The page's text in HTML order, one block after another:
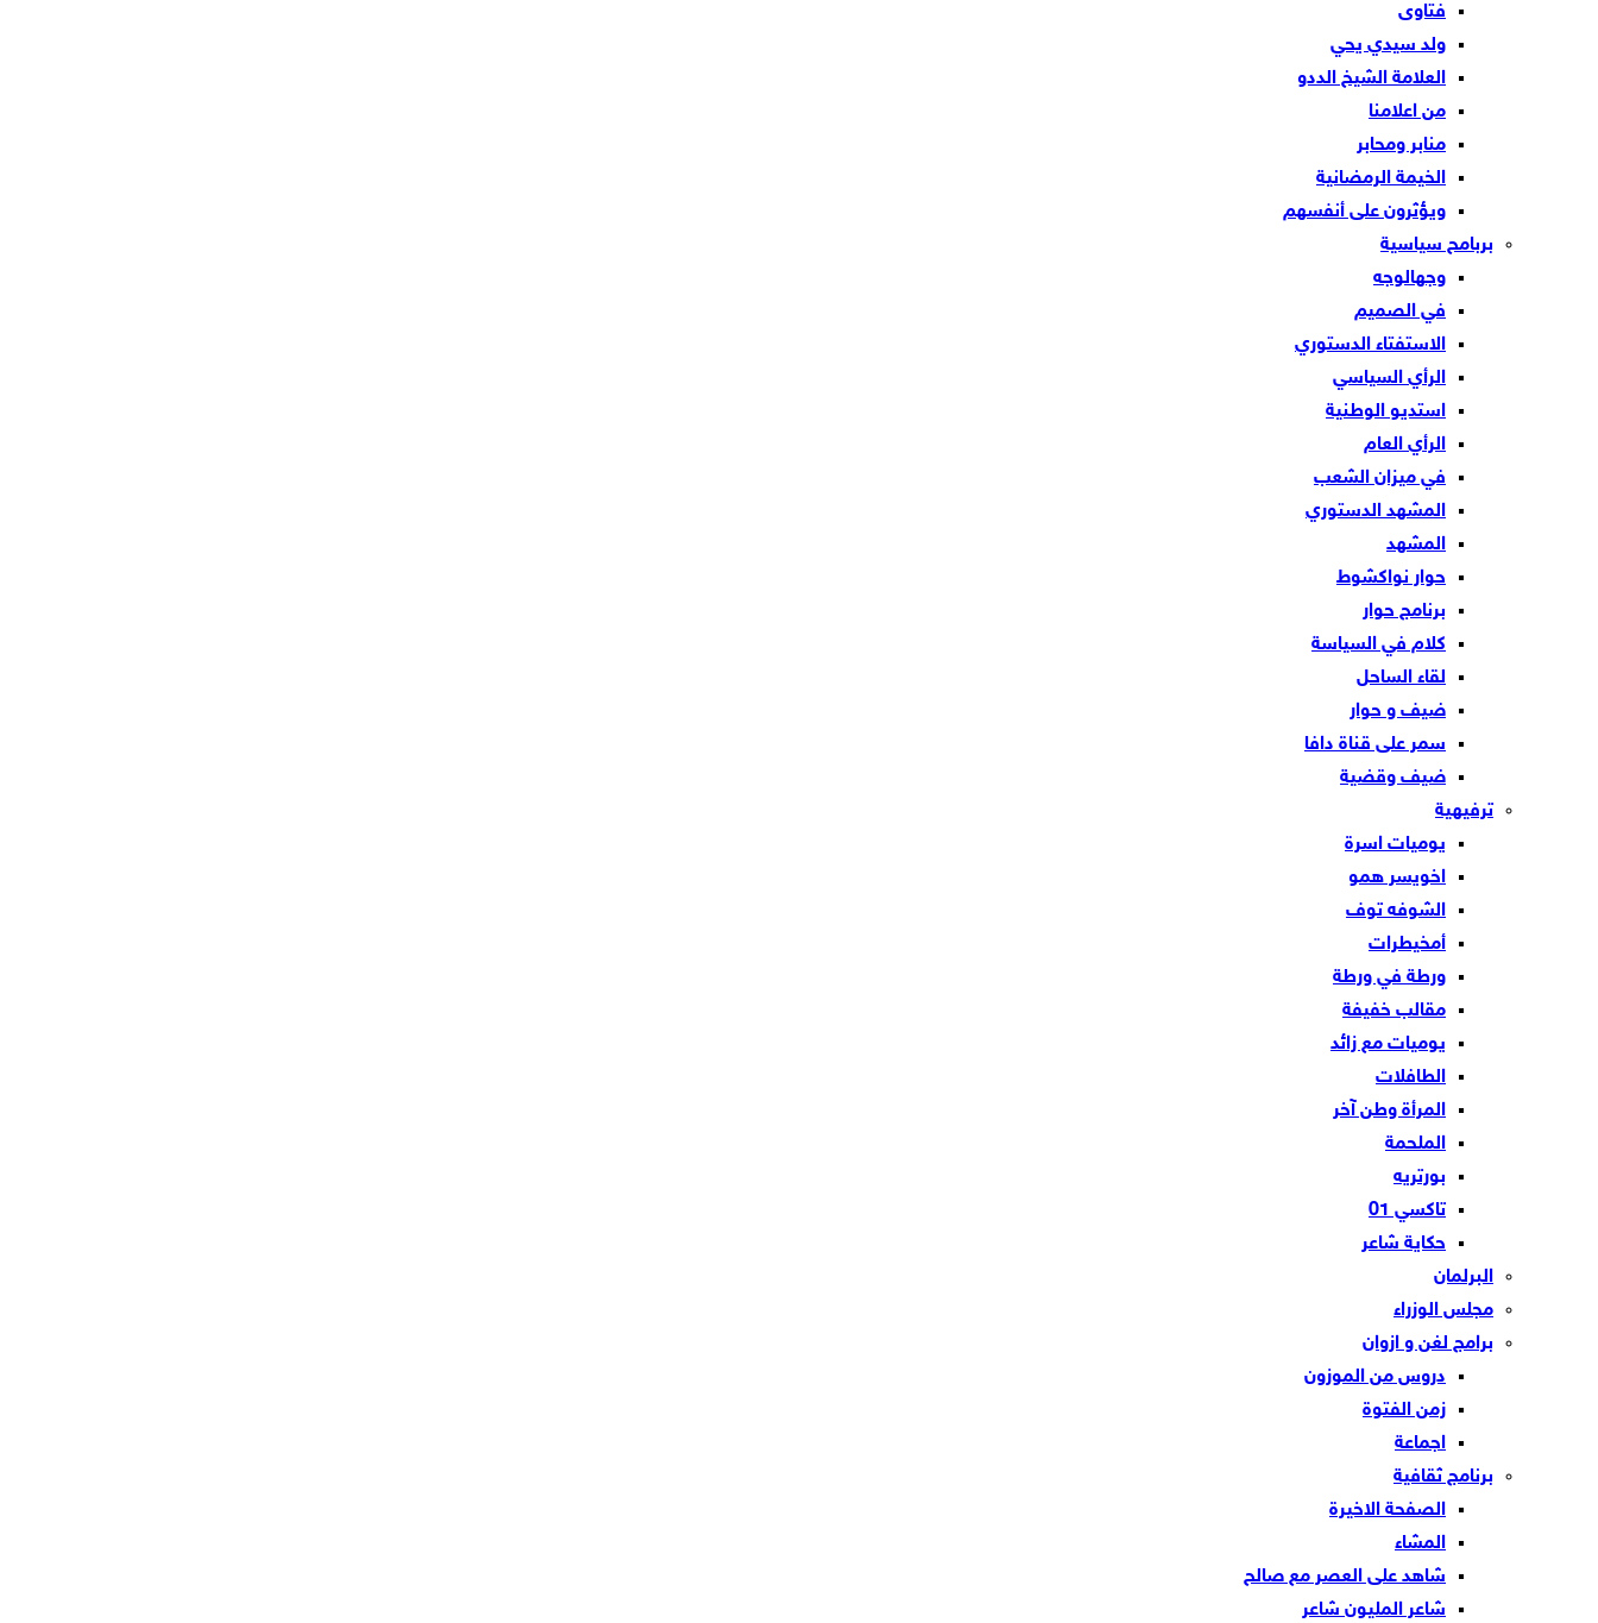
فتاوى
ولد سيدي يحي
العلامة الشيخ الددو
من اعلامنا
منابر ومحابر
الخيمة الرمضانية
ويؤثرون على أنفسهم
بربامح سياسية
وجهالوجه
في الصميم
الاستفتاء الدستوري
الرأي السياسي
استديو الوطنية
الرأي العام
في ميزان الشعب
المشهد الدستوري
المشهد
حوار نواكشوط
برنامج حوار
كلام في السياسة
لقاء الساحل
ضيف و حوار
سمر على قناة دافا
ضيف وقضية
ترفيهية
يوميات اسرة
اخويسر همو
الشوفه توف
أمخيطرات
ورطة في ورطة
مقالب خفيفة
يوميات مع زائد
الطافلات
المرأة وطن آخر
الملحمة
بورتريه
تاكسي 01
حكاية شاعر
البرلمان
مجلس الوزراء
برامج لغن و ازوان
دروس من الموزون
زمن الفتوة
اجماعة
برنامج ثقافية
الصفحة الاخيرة
المشاء
شاهد على العصر مع صالح
شاعر المليون شاعر